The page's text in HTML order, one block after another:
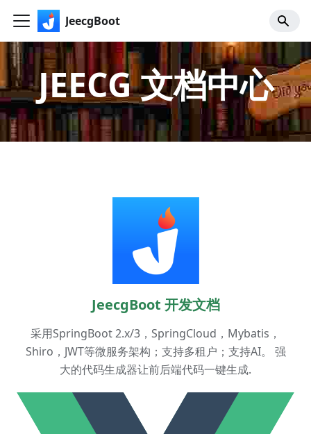
JeecgBoot
JEECG 文档中心
JeecgBoot 开发文档
采用SpringBoot 2.x/3，SpringCloud，Mybatis，
Shiro，JWT等微服务架构；支持多租户；支持AI。 强
大的代码生成器让前后端代码一键生成.